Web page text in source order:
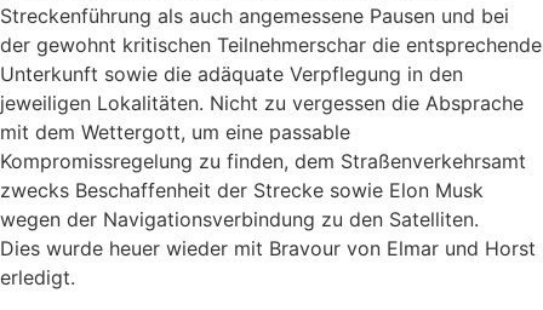
Streckenführung als auch angemessene Pausen und bei
der gewohnt kritischen Teilnehmerschar die entsprechende
Unterkunft sowie die adäquate Verpflegung in den
jeweiligen Lokalitäten. Nicht zu vergessen die Absprache
mit dem Wettergott, um eine passable
Kompromissregelung zu finden, dem Straßenverkehrsamt
zwecks Beschaffenheit der Strecke sowie Elon Musk
wegen der Navigationsverbindung zu den Satelliten.
Dies wurde heuer wieder mit Bravour von Elmar und Horst
erledigt.